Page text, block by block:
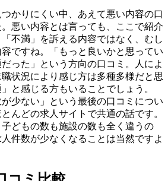
かりにくい中、あえて悪い内容の口
悪い内容とは言っても、ここで紹介
不満」を訴える内容ではなく、むし
ですね。「もっと良いかと思ってい
った」という方向の口コミ。人によ
状況により感じ方は多種多様だと思
と感じる方もいることでしょう。
少ない」という最後の口コミについ
んどの求人サイトで共通の話です。
どもの数も施設の数も全く違うの
件数が少なくなることは当然ですよ